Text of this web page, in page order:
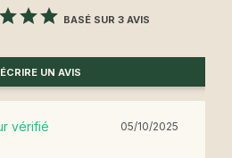
BASÉ SUR 3 AVIS
ÉCRIRE UN AVIS
05/10/2025